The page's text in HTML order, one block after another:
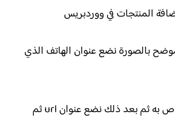
بالصورة نضع عنوان الهاتف الذي
ثم نضع الوصف الخاص به ثم بعد ذلك نضع عنوان url ثم